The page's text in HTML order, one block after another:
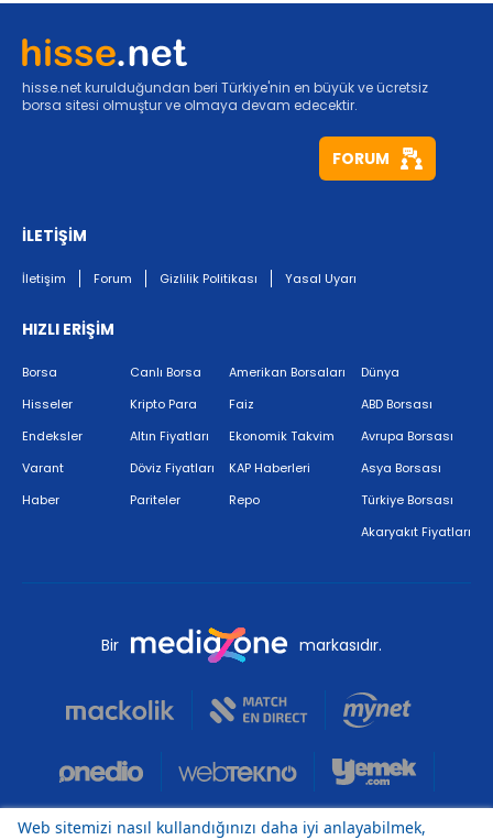
hisse.net kurulduğundan beri Türkiye'nin en büyük ve ücretsiz
borsa sitesi olmuştur ve olmaya devam edecektir.
FORUM
İLETİŞİM
İletişim Forum Gizlilik Politikası Yasal Uyarı
HIZLI ERİŞİM
Borsa
Hisseler
Endeksler
Varant
Haber
Canlı Borsa
Kripto Para
Altın Fiyatları
Döviz Fiyatları
Pariteler
Amerikan Borsaları
Faiz
Ekonomik Takvim
KAP Haberleri
Repo
Dünya
ABD Borsası
Avrupa Borsası
Asya Borsası
Türkiye Borsası
Akaryakıt Fiyatları
Bir markasıdır.